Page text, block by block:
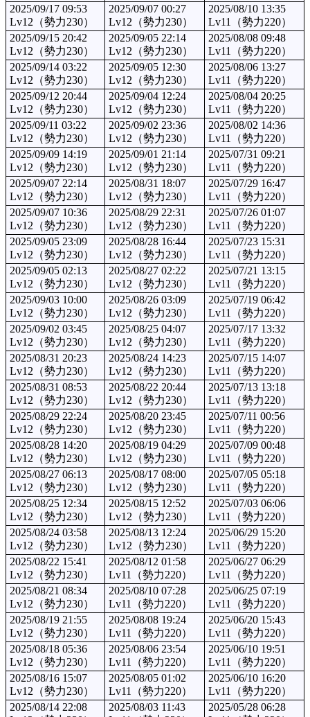
2025/09/17 09:53
Lv12（勢力230）
2025/09/07 00:27
Lv12（勢力230）
2025/08/10 13:35
Lv11（勢力220）
2025/09/15 20:42
Lv12（勢力230）
2025/09/05 22:14
Lv12（勢力230）
2025/08/08 09:48
Lv11（勢力220）
2025/09/14 03:22
Lv12（勢力230）
2025/09/05 12:30
Lv12（勢力230）
2025/08/06 13:27
Lv11（勢力220）
2025/09/12 20:44
Lv12（勢力230）
2025/09/04 12:24
Lv12（勢力230）
2025/08/04 20:25
Lv11（勢力220）
2025/09/11 03:22
Lv12（勢力230）
2025/09/02 23:36
Lv12（勢力230）
2025/08/02 14:36
Lv11（勢力220）
2025/09/09 14:19
Lv12（勢力230）
2025/09/01 21:14
Lv12（勢力230）
2025/07/31 09:21
Lv11（勢力220）
2025/09/07 22:14
Lv12（勢力230）
2025/08/31 18:07
Lv12（勢力230）
2025/07/29 16:47
Lv11（勢力220）
2025/09/07 10:36
Lv12（勢力230）
2025/08/29 22:31
Lv12（勢力230）
2025/07/26 01:07
Lv11（勢力220）
2025/09/05 23:09
Lv12（勢力230）
2025/08/28 16:44
Lv12（勢力230）
2025/07/23 15:31
Lv11（勢力220）
2025/09/05 02:13
Lv12（勢力230）
2025/08/27 02:22
Lv12（勢力230）
2025/07/21 13:15
Lv11（勢力220）
2025/09/03 10:00
Lv12（勢力230）
2025/08/26 03:09
Lv12（勢力230）
2025/07/19 06:42
Lv11（勢力220）
2025/09/02 03:45
Lv12（勢力230）
2025/08/25 04:07
Lv12（勢力230）
2025/07/17 13:32
Lv11（勢力220）
2025/08/31 20:23
Lv12（勢力230）
2025/08/24 14:23
Lv12（勢力230）
2025/07/15 14:07
Lv11（勢力220）
2025/08/31 08:53
Lv12（勢力230）
2025/08/22 20:44
Lv12（勢力230）
2025/07/13 13:18
Lv11（勢力220）
2025/08/29 22:24
Lv12（勢力230）
2025/08/20 23:45
Lv12（勢力230）
2025/07/11 00:56
Lv11（勢力220）
2025/08/28 14:20
Lv12（勢力230）
2025/08/19 04:29
Lv12（勢力230）
2025/07/09 00:48
Lv11（勢力220）
2025/08/27 06:13
Lv12（勢力230）
2025/08/17 08:00
Lv12（勢力230）
2025/07/05 05:18
Lv11（勢力220）
2025/08/25 12:34
Lv12（勢力230）
2025/08/15 12:52
Lv12（勢力230）
2025/07/03 06:06
Lv11（勢力220）
2025/08/24 03:58
Lv12（勢力230）
2025/08/13 12:24
Lv12（勢力230）
2025/06/29 15:20
Lv11（勢力220）
2025/08/22 15:41
Lv12（勢力230）
2025/08/12 01:58
Lv11（勢力220）
2025/06/27 06:29
Lv11（勢力220）
2025/08/21 08:34
Lv12（勢力230）
2025/08/10 07:28
Lv11（勢力220）
2025/06/25 07:19
Lv11（勢力220）
2025/08/19 21:55
Lv12（勢力230）
2025/08/08 19:24
Lv11（勢力220）
2025/06/20 15:43
Lv11（勢力220）
2025/08/18 05:36
Lv12（勢力230）
2025/08/06 23:54
Lv11（勢力220）
2025/06/10 19:51
Lv11（勢力220）
2025/08/16 15:07
Lv12（勢力230）
2025/08/05 01:02
Lv11（勢力220）
2025/06/10 16:20
Lv11（勢力220）
2025/08/14 22:08
2025/08/03 11:43
2025/05/28 06:28